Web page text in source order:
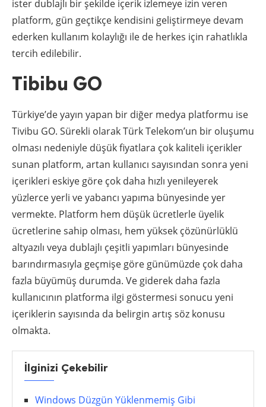
ister dublajlı bir şekilde içerik izlemeye izin veren
platform, gün geçtikçe kendisini geliştirmeye devam
ederken kullanım kolaylığı ile de herkes için rahatlıkla
tercih edilebilir.
Tibibu GO
Türkiye’de yayın yapan bir diğer medya platformu ise
Tivibu GO. Sürekli olarak Türk Telekom’un bir oluşumu
olması nedeniyle düşük fiyatlara çok kaliteli içerikler
sunan platform, artan kullanıcı sayısından sonra yeni
içerikleri eskiye göre çok daha hızlı yenileyerek
yüzlerce yerli ve yabancı yapıma bünyesinde yer
vermekte. Platform hem düşük ücretlerle üyelik
ücretlerine sahip olması, hem yüksek çözünürlüklü
altyazılı veya dublajlı çeşitli yapımları bünyesinde
barındırmasıyla geçmişe göre günümüzde çok daha
fazla büyümüş durumda. Ve giderek daha fazla
kullanıcının platforma ilgi göstermesi sonucu yeni
içeriklerin sayısında da belirgin artış söz konusu
olmakta.
İlginizi Çekebilir
Windows Düzgün Yüklenmemiş Gibi